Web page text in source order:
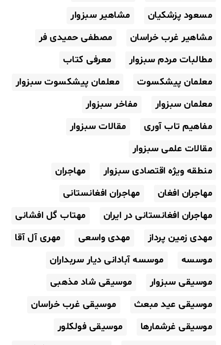
مسعود پزشکیان
مشاهیر سبزوار
مشاهیر غرب خراسان
مصطفی حمیدی فر
مطالبات مردم سبزوار
معرفی کتاب
معلمان پیشکسوت
معلمان پیشکسوت سبزوار
معلمان سبزوار
مفاخر سبزوار
مفاهیم تاب آوری
مقالات سبزوار
مقالات علمی سبزوار
منطقه ویژه اقتصادی سبزوار
مهاجران
مهاجران افغان
مهاجران افغانستانی
مهاجران افغانستانی در ایران
مهتاب گل افشانی
مهدی زمین پرداز
مهدی واسعی
مهری آل آقا
موسسه
موسسه آبادانی دیار سربداران
موسیقی سبزوار
موسیقی شاد مذهبی
موسیقی عید مبعث
موسیقی غرب خراسان
موسیقی غرشمارها
موسیقی فولکلور